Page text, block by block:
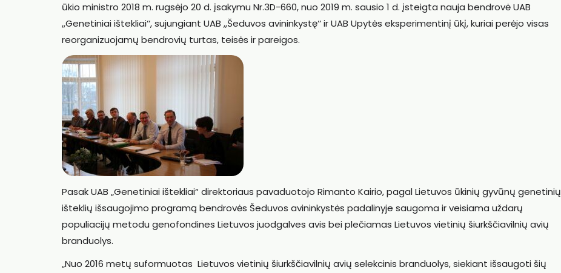
ūkio ministro 2018 m. rugsėjo 20 d. įsakymu Nr.3D-660, nuo 2019 m. sausio 1 d. įsteigta nauja bendrovė UAB
,,Genetiniai ištekliai‘‘, sujungiant UAB ,,Šeduvos avininkystę‘‘ ir UAB Upytės eksperimentinį ūkį, kuriai perėjo visas
reorganizuojamų bendrovių turtas, teisės ir pareigos.
Pasak UAB „Genetiniai ištekliai“ direktoriaus pavaduotojo Rimanto Kairio, pagal Lietuvos ūkinių gyvūnų genetinių
išteklių išsaugojimo programą bendrovės Šeduvos avininkystės padalinyje saugoma ir veisiama uždarų
populiacijų metodu genofondines Lietuvos juodgalves avis bei plečiamas Lietuvos vietinių šiurkščiavilnių avių
branduolys.
„Nuo 2016 metų suformuotas Lietuvos vietinių šiurkščiavilnių avių selekcinis branduolys, siekiant išsaugoti šių